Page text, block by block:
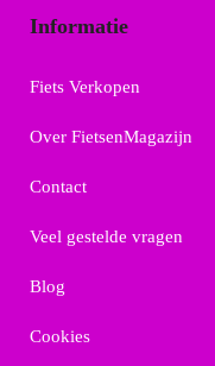
Informatie
Fiets Verkopen
Over FietsenMagazijn
Contact
Veel gestelde vragen
Blog
Cookies